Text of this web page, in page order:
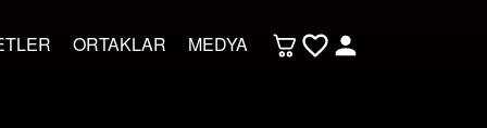
ORTAKLAR MEDYA